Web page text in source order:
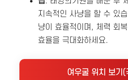
지속적인 사냥을 할 수 있
냥이 효율적이며, 체력 회
효율을 극대화하세요.
여우굴 위치 보기(